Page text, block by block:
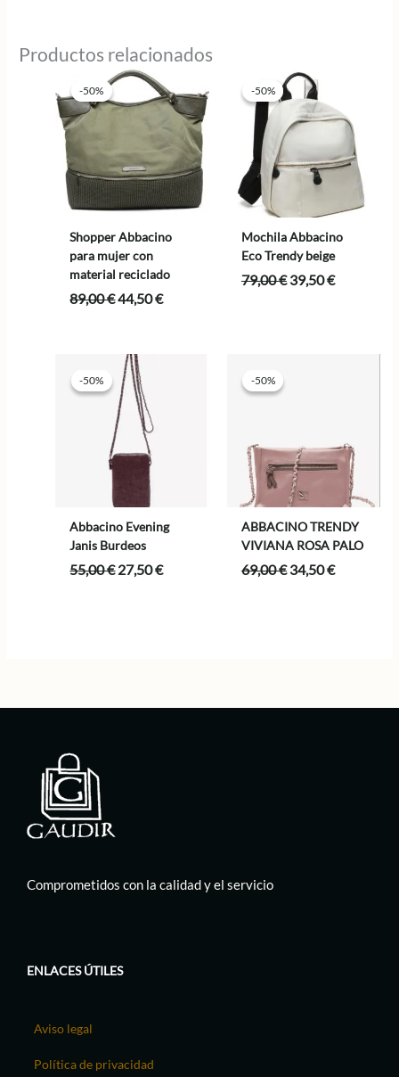
Productos relacionados
-50%
-50%
Shopper Abbacino
para mujer con
material reciclado
89,00€El
era:
89,00 €.
44,50€El
-50%
-50%
Mochila Abbacino
Eco Trendy beige
79,00€ El
39,50€El
39,50 €.
-50%
-50%
Abbacino Evening
Janis Burdeos
55,00€El
27,50€El
-50%
-50%
ABBACINO TRENDY
VIVIANA ROSA PALO
69,00€ El
34,50€El
Comprometidos con la calidad y el servicio
ENLACES ÚTILES
Aviso legal
Política de privacidad